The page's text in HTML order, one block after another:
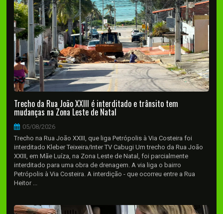
Trecho da Rua João XXIII é interditado e trânsito tem
mudanças na Zona Leste de Natal
05/08/2026
Trecho na Rua João XXIII, que liga Petrópolis à Via Costeira foi
interditado Kleber Teixeira/Inter TV Cabugi Um trecho da Rua João
XXIII, em Mãe Luíza, na Zona Leste de Natal, foi parcialmente
interditado para uma obra de drenagem. A via liga o bairro
Petrópolis à Via Costeira. A interdição - que ocorreu entre a Rua
Heitor ...